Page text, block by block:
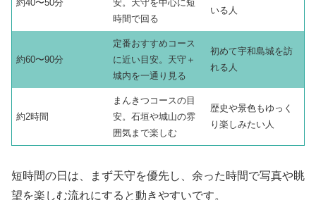
約40〜50分
安。天守を中心に短
時間で回る
いる人
約60〜90分
定番おすすめコース
に近い目安。天守＋
城内を一通り見る
初めて宇和島城を訪
れる人
約2時間
まんきつコースの目
安。石垣や城山の雰
囲気まで楽しむ
歴史や景色もゆっく
り楽しみたい人
短時間の日は、まず天守を優先し、余った時間で写真や眺
望を楽しむ流れにすると動きやすいです。